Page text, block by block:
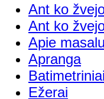
Ant ko
Ant ko
Apie
Apranga
Ežerai